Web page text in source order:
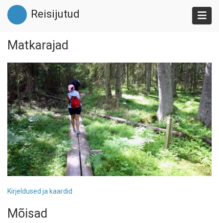
Liigu
edasi
põhisisu
Reisijutud
Matkarajad
Kirjeldused ja kaardid
Mõisad